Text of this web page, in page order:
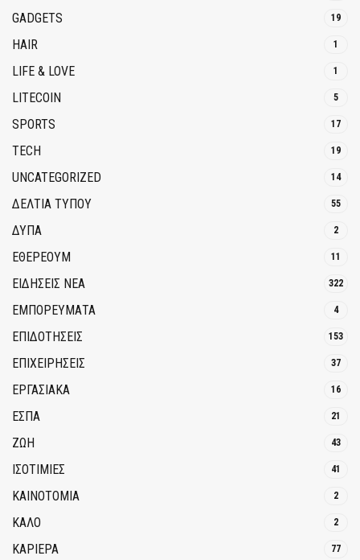
GADGETS 19
HAIR 1
LIFE & LOVE 1
LITECOIN 5
SPORTS 17
TECH 19
UNCATEGORIZED 14
ΔΕΛΤΙΑ ΤΥΠΟΥ 55
ΔΥΠΑ 2
ΕΘΈΡΕΟΥΜ 11
ΕΙΔΗΣΕΙΣ ΝΕΑ 322
ΕΜΠΟΡΕΥΜΑΤΑ 4
ΕΠΙΔΟΤΗΣΕΙΣ 153
ΕΠΙΧΕΙΡΗΣΕΙΣ 37
ΕΡΓΑΣΙΑΚΑ 16
ΕΣΠΑ 21
ΖΩΗ 43
ΙΣΟΤΙΜΙΕΣ 41
ΚΑΙΝΟΤΟΜΊΑ 2
ΚΑΛΟ 2
ΚΑΡΙΕΡΑ 77